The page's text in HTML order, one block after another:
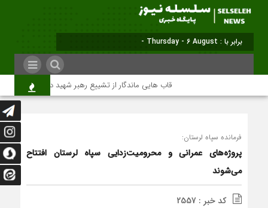
برابر با : Thursday - 6 August - 2026
قاب هایی ماندگار از تشییع رهبر شهید در تهران
فرمانده سپاه لرستان:
پروژه‌های عمرانی و محرومیت‌زدایی سپاه لرستان افتتاح
می‌شوند
کد خبر : 2557